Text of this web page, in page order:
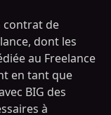
contrat de
dont les
au Freelance
en tant que
BIG des
à